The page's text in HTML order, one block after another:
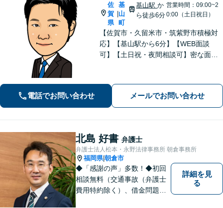
佐
賀
県
基
山
町
基山駅か
ら徒歩6分
営業時間：09:00~2
0:00（土日祝日）
【佐賀市・久留米市・筑紫野市積極対
応】【基山駅から6分】【WEB面談
可】【土日祝・夜間相談可】密な面談
り、最善を尽くします。「相談者様に
寄り添い親身に対応」【個室対応／守
秘義務厳守】
電話でお問い合わせ メールでお問い合わせ
北島 好書 弁護士
弁護士法人松本・永野法律事務所 朝倉事務所
福岡県|朝倉市
◆「感謝の声」多数！◆初回
相談無料（交通事故（弁護士
費用特約除く）、借金問題、
詳細を見
る